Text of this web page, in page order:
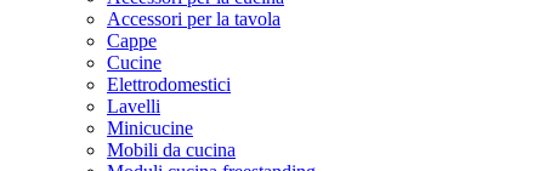
Accessori per la tavola
Cappe
Cucine
Elettrodomestici
Lavelli
Minicucine
Mobili da cucina